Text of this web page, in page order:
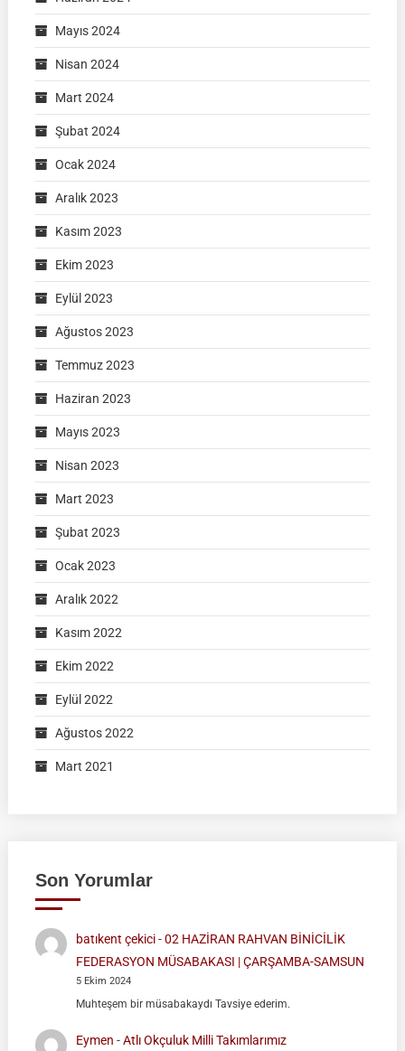
Mayıs 2024
Nisan 2024
Mart 2024
Şubat 2024
Ocak 2024
Aralık 2023
Kasım 2023
Ekim 2023
Eylül 2023
Ağustos 2023
Temmuz 2023
Haziran 2023
Mayıs 2023
Nisan 2023
Mart 2023
Şubat 2023
Ocak 2023
Aralık 2022
Kasım 2022
Ekim 2022
Eylül 2022
Ağustos 2022
Mart 2021
Son Yorumlar
batıkent çekici-02 HAZİRAN RAHVAN BİNİCİLİK
FEDERASYON MÜSABAKASI | ÇARŞAMBA-SAMSUN
5 Ekim 2024
Muhteşem bir müsabakaydı Tavsiye ederim.
Eymen -Atlı Okçuluk Milli Takımlarımız